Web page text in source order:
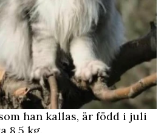
han kallas, är född i juli
8,5 kg.